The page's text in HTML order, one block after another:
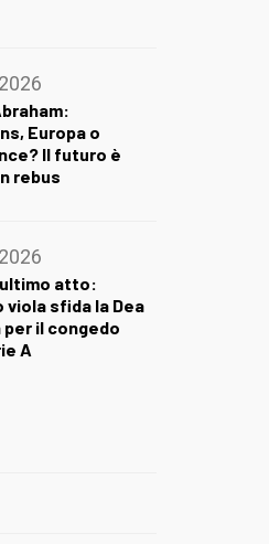
Europa o
Il futuro è
rebus
atto:
viola sfida la Dea
per il congedo
A